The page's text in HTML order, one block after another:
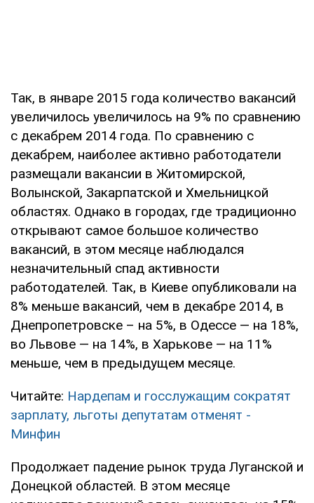
Так, в январе 2015 года количество вакансий
увеличилось увеличилось на 9% по сравнению
с декабрем 2014 года. По сравнению с
декабрем, наиболее активно работодатели
размещали вакансии в Житомирской,
Волынской, Закарпатской и Хмельницкой
областях. Однако в городах, где традиционно
открывают самое большое количество
вакансий, в этом месяце наблюдался
незначительный спад активности
работодателей. Так, в Киеве опубликовали на
8% меньше вакансий, чем в декабре 2014, в
Днепропетровске – на 5%, в Одессе — на 18%,
во Львове — на 14%, в Харькове — на 11%
меньше, чем в предыдущем месяце.
Читайте: Нардепам и госслужащим сократят
зарплату, льготы депутатам отменят -
Минфин
Продолжает падение рынок труда Луганской и
Донецкой областей. В этом месяце